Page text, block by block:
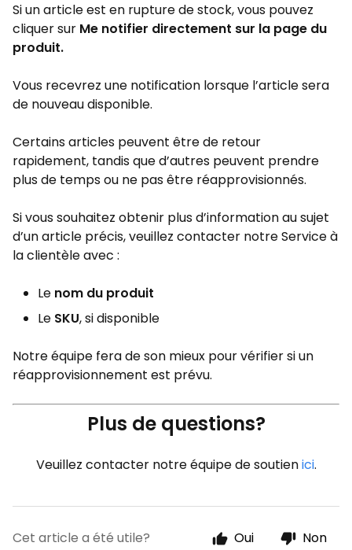
Si un article est en rupture de stock, vous pouvez
cliquer sur Me notifier directement sur la page du
produit.
Vous recevrez une notification lorsque l’article sera
de nouveau disponible.
Certains articles peuvent être de retour
rapidement, tandis que d’autres peuvent prendre
plus de temps ou ne pas être réapprovisionnés.
Si vous souhaitez obtenir plus d’information au sujet
d’un article précis, veuillez contacter notre Service à
la clientèle avec :
Le nom du produit
Le SKU, si disponible
Notre équipe fera de son mieux pour vérifier si un
réapprovisionnement est prévu.
Plus de questions?
Veuillez contacter notre équipe de soutienici.
Cet article a été utile? Oui Non